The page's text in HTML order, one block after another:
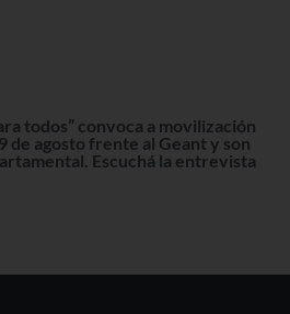
todos” convoca a movilización
de agosto frente al Geant y son
Escuchá la entrevista